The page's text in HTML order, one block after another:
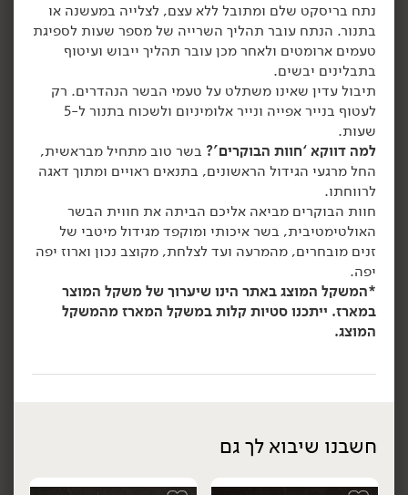
מארז מארז
אסאדו טרי (מארז)
1 ק"ג
הוספה לסל
קוביות אסאדו טריות (מארז)
הוספה לסל
169.00
₪/ ק״ג
16.90 ₪ ל-100 גרם
99.00
₪/ ק״ג
נתח בריסקט שלם ומתובל ללא עצם, לצלייה במעשנה או
בתנור. הנתח עובר תהליך השרייה של מספר שעות לספיגת
טעמים ארומטים ולאחר מכן עובר תהליך ייבוש ועיטוף
בתבלינים יבשים.
תיבול עדין שאינו משתלט על טעמי הבשר הנהדרים. רק
לעטוף בנייר אפייה ונייר אלומיניום ולשכוח בתנור ל-5
שעות.
למה דווקא ‘חוות הבוקרים’? בשר טוב מתחיל מבראשית,
החל מרגעי הגידול הראשונים, בתנאים ראויים ומתוך דאגה
לרווחתו.
חוות הבוקרים מביאה אליכם הביתה את חווית הבשר
האולטימטיבית, בשר איכותי ומוקפד מגידול מיטבי של
זנים מובחרים, מהמרעה ועד לצלחת, מקוצב נכון וארוז יפה
יפה.
*המשקל המוצג באתר הינו שיערוך של משקל המוצר
במארז. ייתכנו סטיות קלות במשקל המארז מהמשקל
המוצג.
חשבנו שיבוא לך גם